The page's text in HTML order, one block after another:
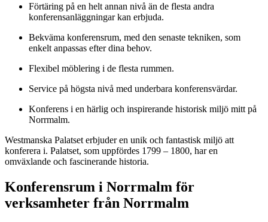
Förtäring på en helt annan nivå än de flesta andra
konferensanläggningar kan erbjuda.
Bekväma konferensrum, med den senaste tekniken, som
enkelt anpassas efter dina behov.
Flexibel möblering i de flesta rummen.
Service på högsta nivå med underbara konferensvärdar.
Konferens i en härlig och inspirerande historisk miljö mitt på
Norrmalm.
Westmanska Palatset erbjuder en unik och fantastisk miljö att
konferera i. Palatset, som uppfördes 1799 – 1800, har en
omväxlande och fascinerande historia.
Konferensrum i Norrmalm för
verksamheter från Norrmalm